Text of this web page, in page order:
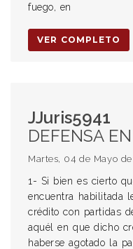
fuego, en
VER COMPLETO
JJuris5941
DEFENSA EN JUICIO DEL ESTADO.
Martes, 04 de Mayo
1- Si bien es cierto
encuentra habilitada
crédito con partidas
aquél en que dicho
haberse agotado la